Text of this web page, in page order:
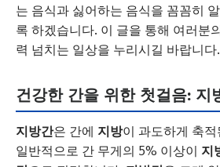
는 음식과 싫어하는 음식을 꼼꼼히
록 하겠습니다. 이 글을 통해 여러분
력 넘치는 일상을 누리시길 바랍니다.
건강한 간을 위한 첫걸음: 지
지방간은 간에 지방이 과도하게 축
일반적으로 간 무게의 5% 이상이 지